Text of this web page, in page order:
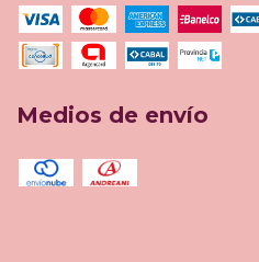
Medios de envío